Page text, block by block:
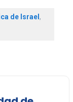
de Israel,